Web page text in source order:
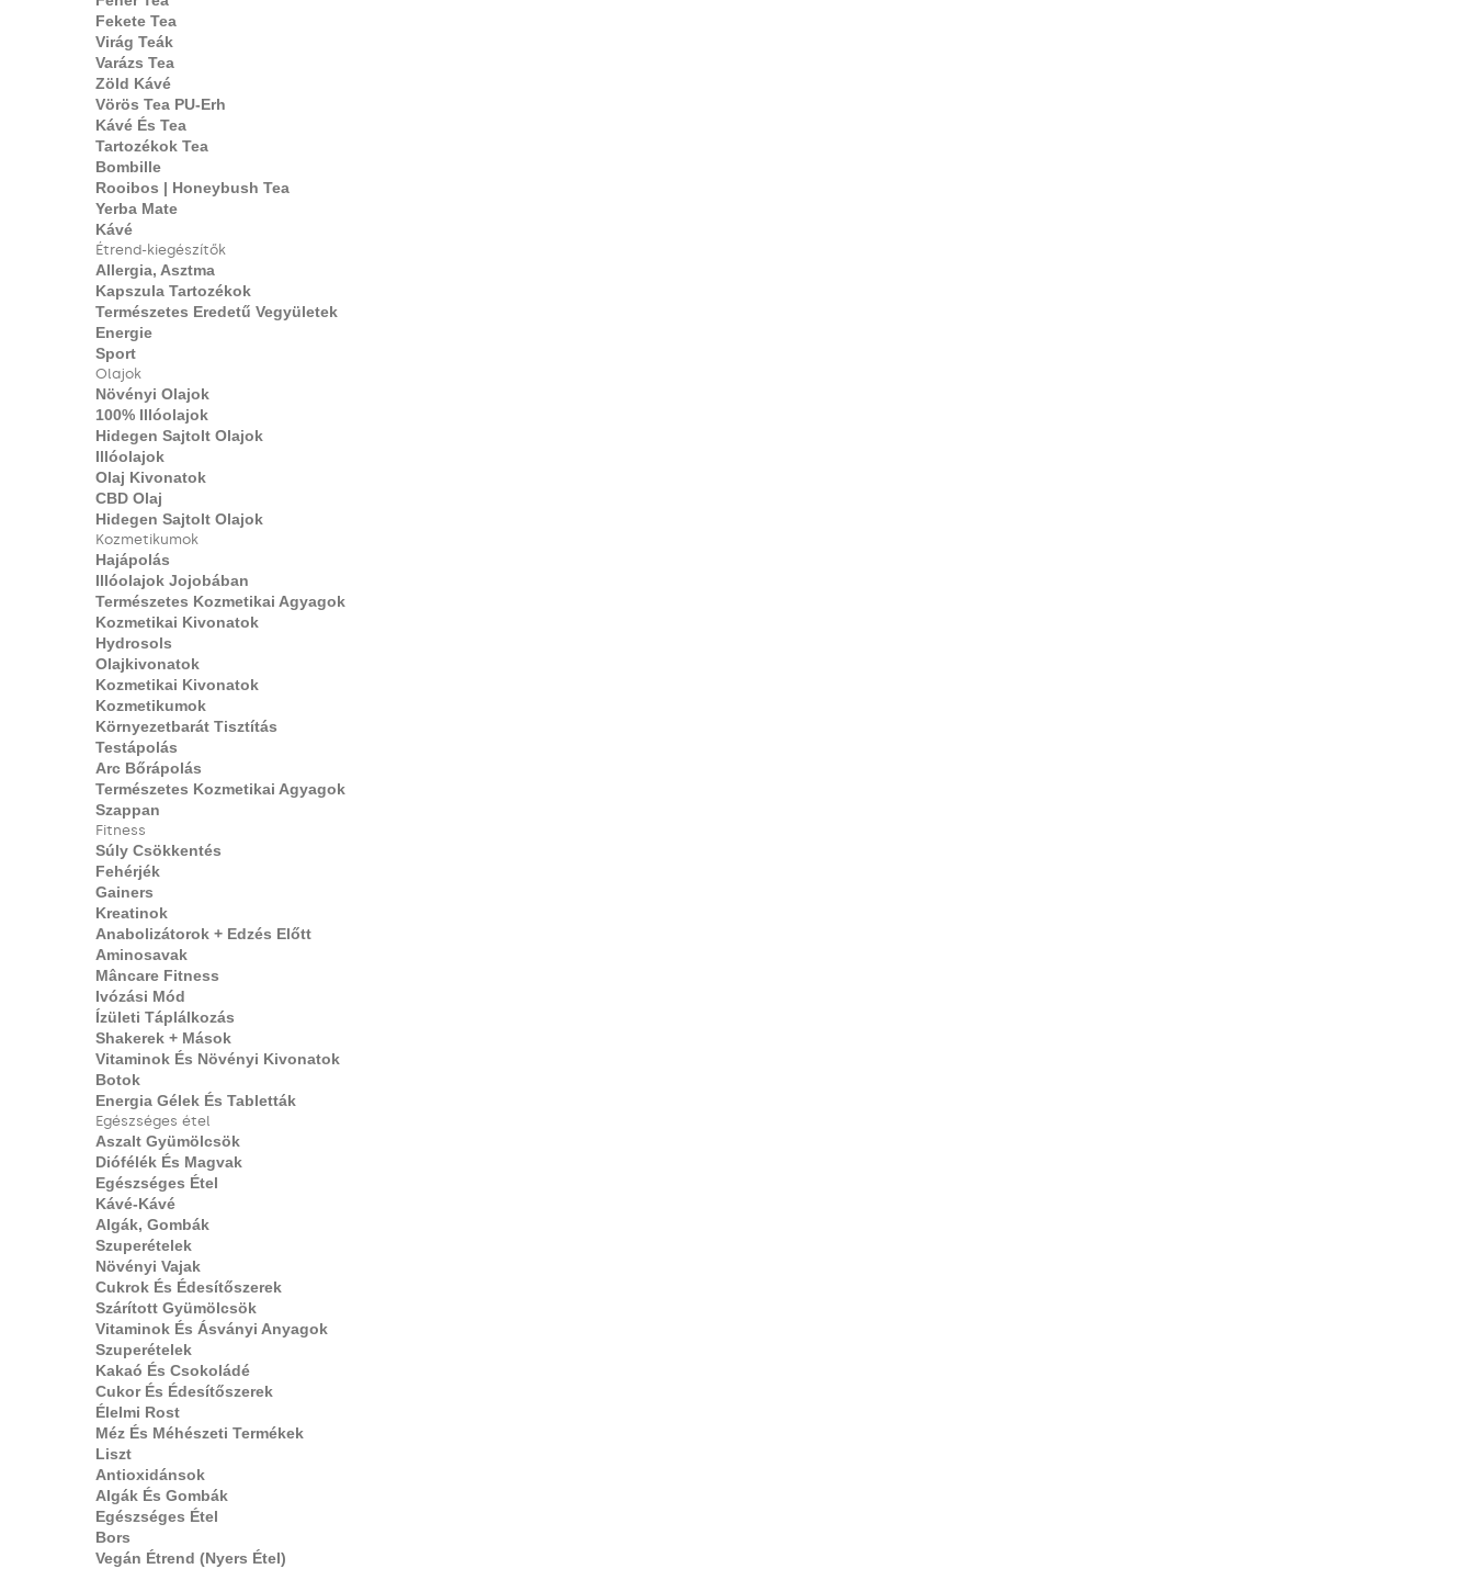
Fekete Tea
Virág Teák
Varázs Tea
Zöld Kávé
Vörös Tea PU-Erh
Kávé És Tea
Tartozékok Tea
Bombille
Rooibos | Honeybush Tea
Yerba Mate
Kávé
Étrend-kiegészítők
Allergia, Asztma
Kapszula Tartozékok
Természetes Eredetű Vegyületek
Energie
Sport
Olajok
Növényi Olajok
100% Illóolajok
Hidegen Sajtolt Olajok
Illóolajok
Olaj Kivonatok
CBD Olaj
Hidegen Sajtolt Olajok
Kozmetikumok
Hajápolás
Illóolajok Jojobában
Természetes Kozmetikai Agyagok
Kozmetikai Kivonatok
Hydrosols
Olajkivonatok
Kozmetikai Kivonatok
Kozmetikumok
Környezetbarát Tisztítás
Testápolás
Arc Bőrápolás
Természetes Kozmetikai Agyagok
Szappan
Fitness
Súly Csökkentés
Fehérjék
Gainers
Kreatinok
Anabolizátorok + Edzés Előtt
Aminosavak
Mâncare Fitness
Ivózási Mód
Ízületi Táplálkozás
Shakerek + Mások
Vitaminok És Növényi Kivonatok
Botok
Energia Gélek És Tabletták
Egészséges étel
Aszalt Gyümölcsök
Diófélék És Magvak
Egészséges Étel
Kávé-Kávé
Algák, Gombák
Szuperételek
Növényi Vajak
Cukrok És Édesítőszerek
Szárított Gyümölcsök
Vitaminok És Ásványi Anyagok
Szuperételek
Kakaó És Csokoládé
Cukor És Édesítőszerek
Élelmi Rost
Méz És Méhészeti Termékek
Liszt
Antioxidánsok
Algák És Gombák
Egészséges Étel
Bors
Vegán Étrend (nyers Étel)